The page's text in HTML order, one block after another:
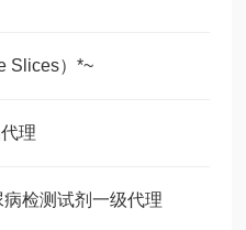
Slices）*~
理
检测试剂一级代理